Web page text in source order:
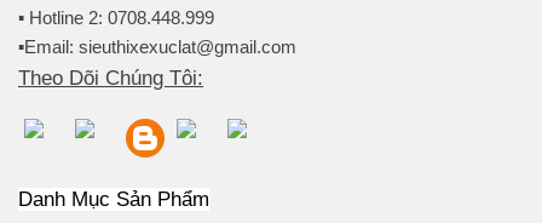
▪️ Hotline 2: 0708.448.999
▪️Email: sieuthixexuclat@gmail.com
Theo Dõi Chúng Tôi:
Danh Mục Sản Phẩm